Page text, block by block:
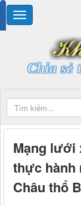
Chia sẻ
Mạng lưới
thực hành
Châu thổ